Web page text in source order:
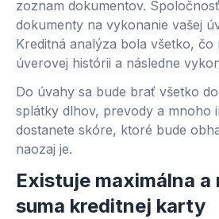
zoznam dokumentov.
dokumenty na vykonanie vašej
Kreditná analýza bola všetko, čo
úverovej histórii a následne
Do úvahy sa bude brať všetko
splátky dlhov, prevody a mnoho
dostanete skóre, ktoré bude
naozaj je.
Existuje maximálna a
suma kreditnej karty